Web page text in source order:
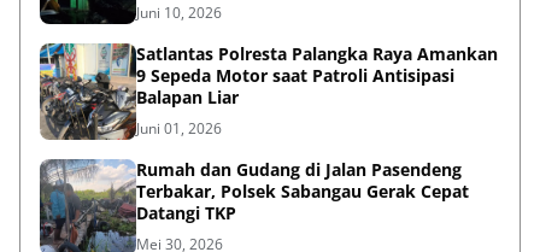
Juni 10, 2026
Satlantas Polresta Palangka Raya Amankan
9 Sepeda Motor saat Patroli Antisipasi
Balapan Liar
Juni 01, 2026
Rumah dan Gudang di Jalan Pasendeng
Terbakar, Polsek Sabangau Gerak Cepat
Datangi TKP
Mei 30, 2026